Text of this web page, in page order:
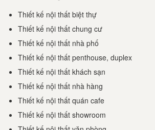
Thiết kế nội thất biệt thự
Thiết kế nội thất chung cư
Thiết kế nội thất nhà phố
Thiết kế nội thất penthouse, duplex
Thiết kế nội thất khách sạn
Thiết kế nội thất nhà hàng
Thiết kế nội thất quán cafe
Thiết kế nội thất showroom